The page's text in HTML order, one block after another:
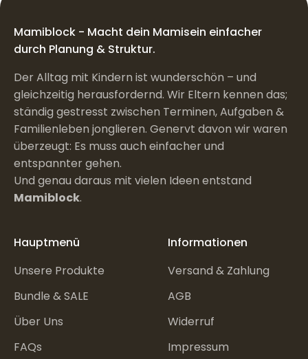
Mamiblock - Macht dein Mamisein einfacher
durch Planung & Struktur.
Der Alltag mit Kindern ist wunderschön – und
gleichzeitig herausfordernd. Wir Eltern kennen das;
ständig gestresst zwischen Terminen, Aufgaben &
Familienleben jonglieren. Genervt davon wir waren
überzeugt: Es muss auch einfacher und
entspannter gehen.
Und genau daraus mit vielen Ideen entstand
Mamiblock.
Hauptmenü
Unsere Produkte
Bundle & SALE
Über Uns
FAQs
Informationen
Versand & Zahlung
AGB
Widerruf
Impressum